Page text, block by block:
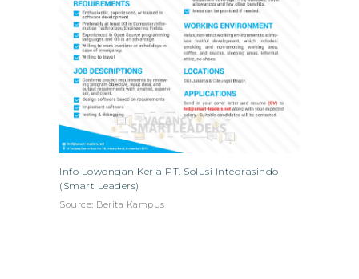
Info Lowongan Kerja PT. Solusi Integrasindo
(Smart Leaders)
Source: Berita Kampus